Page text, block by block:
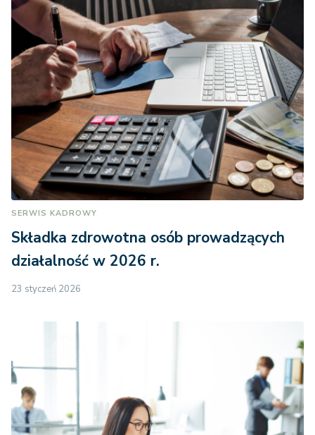
SERWIS KADROWY
Składka zdrowotna osób prowadzących
działalność w 2026 r.
23 styczeń 2026